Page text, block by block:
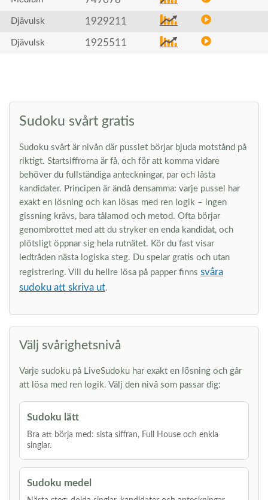
Djävulsk 1929211
Djävulsk 1925511
Sudoku svårt gratis
Sudoku svårt är nivån där pusslet börjar bjuda motstånd på
riktigt. Startsiffrorna är få, och för att komma vidare
behöver du fullständiga anteckningar, par och låsta
kandidater. Principen är ändå densamma: varje pussel har
exakt en lösning och kan lösas med ren logik – ingen
gissning krävs, bara tålamod och metod. Ofta börjar
genombrottet med att du stryker en enda kandidat, och
plötsligt öppnar sig hela rutnätet. Kör du fast visar
ledtråden nästa logiska steg. Du spelar gratis och utan
registrering. Vill du hellre lösa på papper finns svåra
sudoku att skriva ut.
Välj svårighetsnivå
Varje sudoku på LiveSudoku har exakt en lösning och går
att lösa med ren logik. Välj den nivå som passar dig:
Sudoku lätt
Bra att börja med: sista siffran, Full House och enkla
singlar.
Sudoku medel